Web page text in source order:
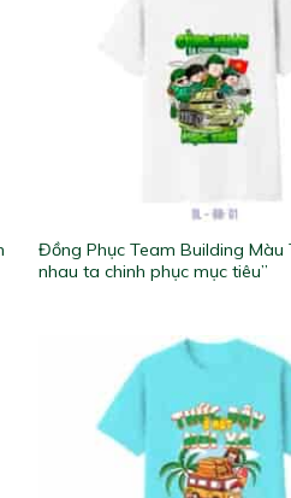
Đồng Phục Team Building Màu
nhau ta chinh phục mục tiêu”